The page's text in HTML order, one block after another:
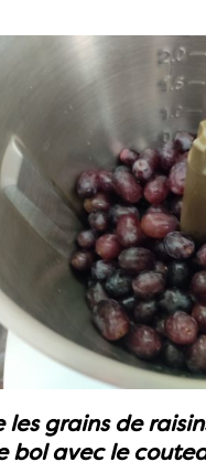
grains de
bol avec le